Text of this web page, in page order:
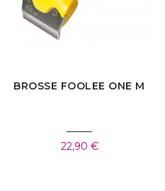
BROSSE FOOLEE ONE M
22,90 €